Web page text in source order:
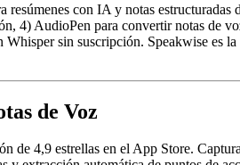
resúmenes con IA y notas
4) AudioPen para convertir notas de
sin suscripción. Speakwise es
de Voz
de 4,9 estrellas en el App Store.